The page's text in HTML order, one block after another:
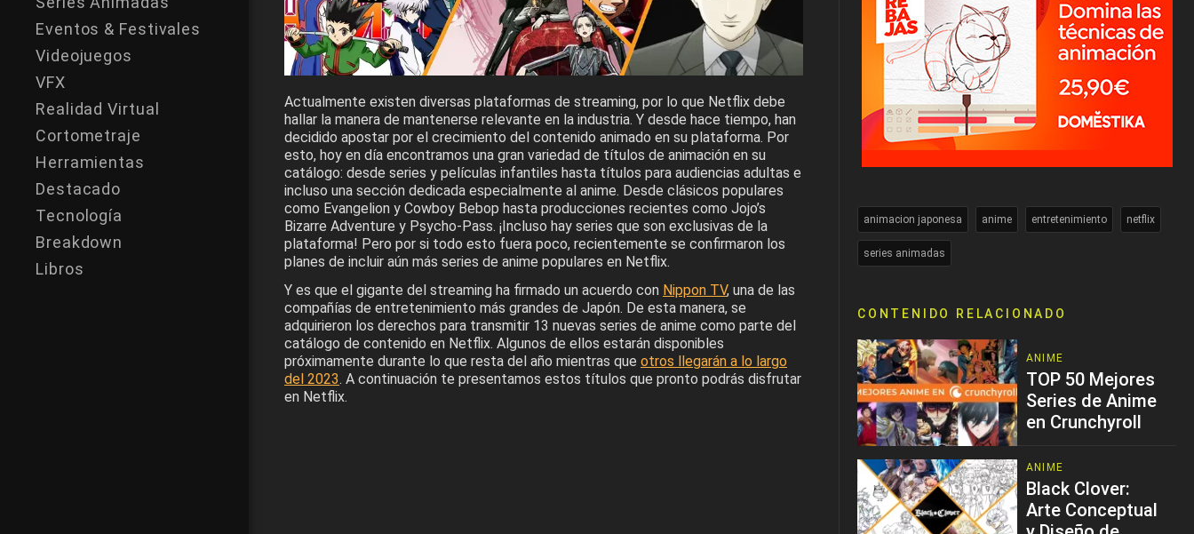
Eventos & Festivales
Videojuegos
VFX
Realidad Virtual
Cortometraje
Herramientas
Destacado
Tecnología
Breakdown
Libros
Actualmente existen diversas plataformas de streaming, por lo que Netflix debe
hallar la manera de mantenerse relevante en la industria. Y desde hace tiempo, han
decidido apostar por el crecimiento del contenido animado en su plataforma. Por
esto, hoy en día encontramos una gran variedad de títulos de animación en su
catálogo: desde series y películas infantiles hasta títulos para audiencias adultas e
incluso una sección dedicada especialmente al anime. Desde clásicos populares
como Evangelion y Cowboy Bebop hasta producciones recientes como Jojo’s
Bizarre Adventure y Psycho-Pass. ¡Incluso hay series que son exclusivas de la
plataforma! Pero por si todo esto fuera poco, recientemente se confirmaron los
planes de incluir aún más series de anime populares en Netflix.
Y es que el gigante del streaming ha firmado un acuerdo con Nippon TV, una de las
compañías de entretenimiento más grandes de Japón. De esta manera, se
adquirieron los derechos para transmitir 13 nuevas series de anime como parte del
catálogo de contenido en Netflix. Algunos de ellos estarán disponibles
próximamente durante lo que resta del año mientras que otros llegarán a lo largo
del 2023. A continuación te presentamos estos títulos que pronto podrás disfrutar
en Netflix.
animacion japonesa anime entretenimiento netflix
series animadas
CONTENIDO RELACIONADO
ANIME
TOP 50 Mejores
Series de Anime
en Crunchyroll
ANIME
Black Clover:
Arte Conceptual